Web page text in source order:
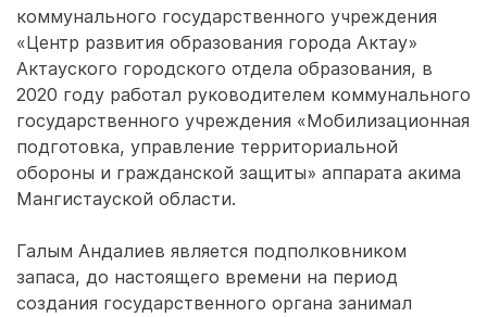
коммунального государственного учреждения
«Центр развития образования города Актау»
Актауского городского отдела образования, в
2020 году работал руководителем коммунального
государственного учреждения «Мобилизационная
подготовка, управление территориальной
обороны и гражданской защиты» аппарата акима
Мангистауской области.
Галым Андалиев является подполковником
запаса, до настоящего времени на период
создания государственного органа занимал